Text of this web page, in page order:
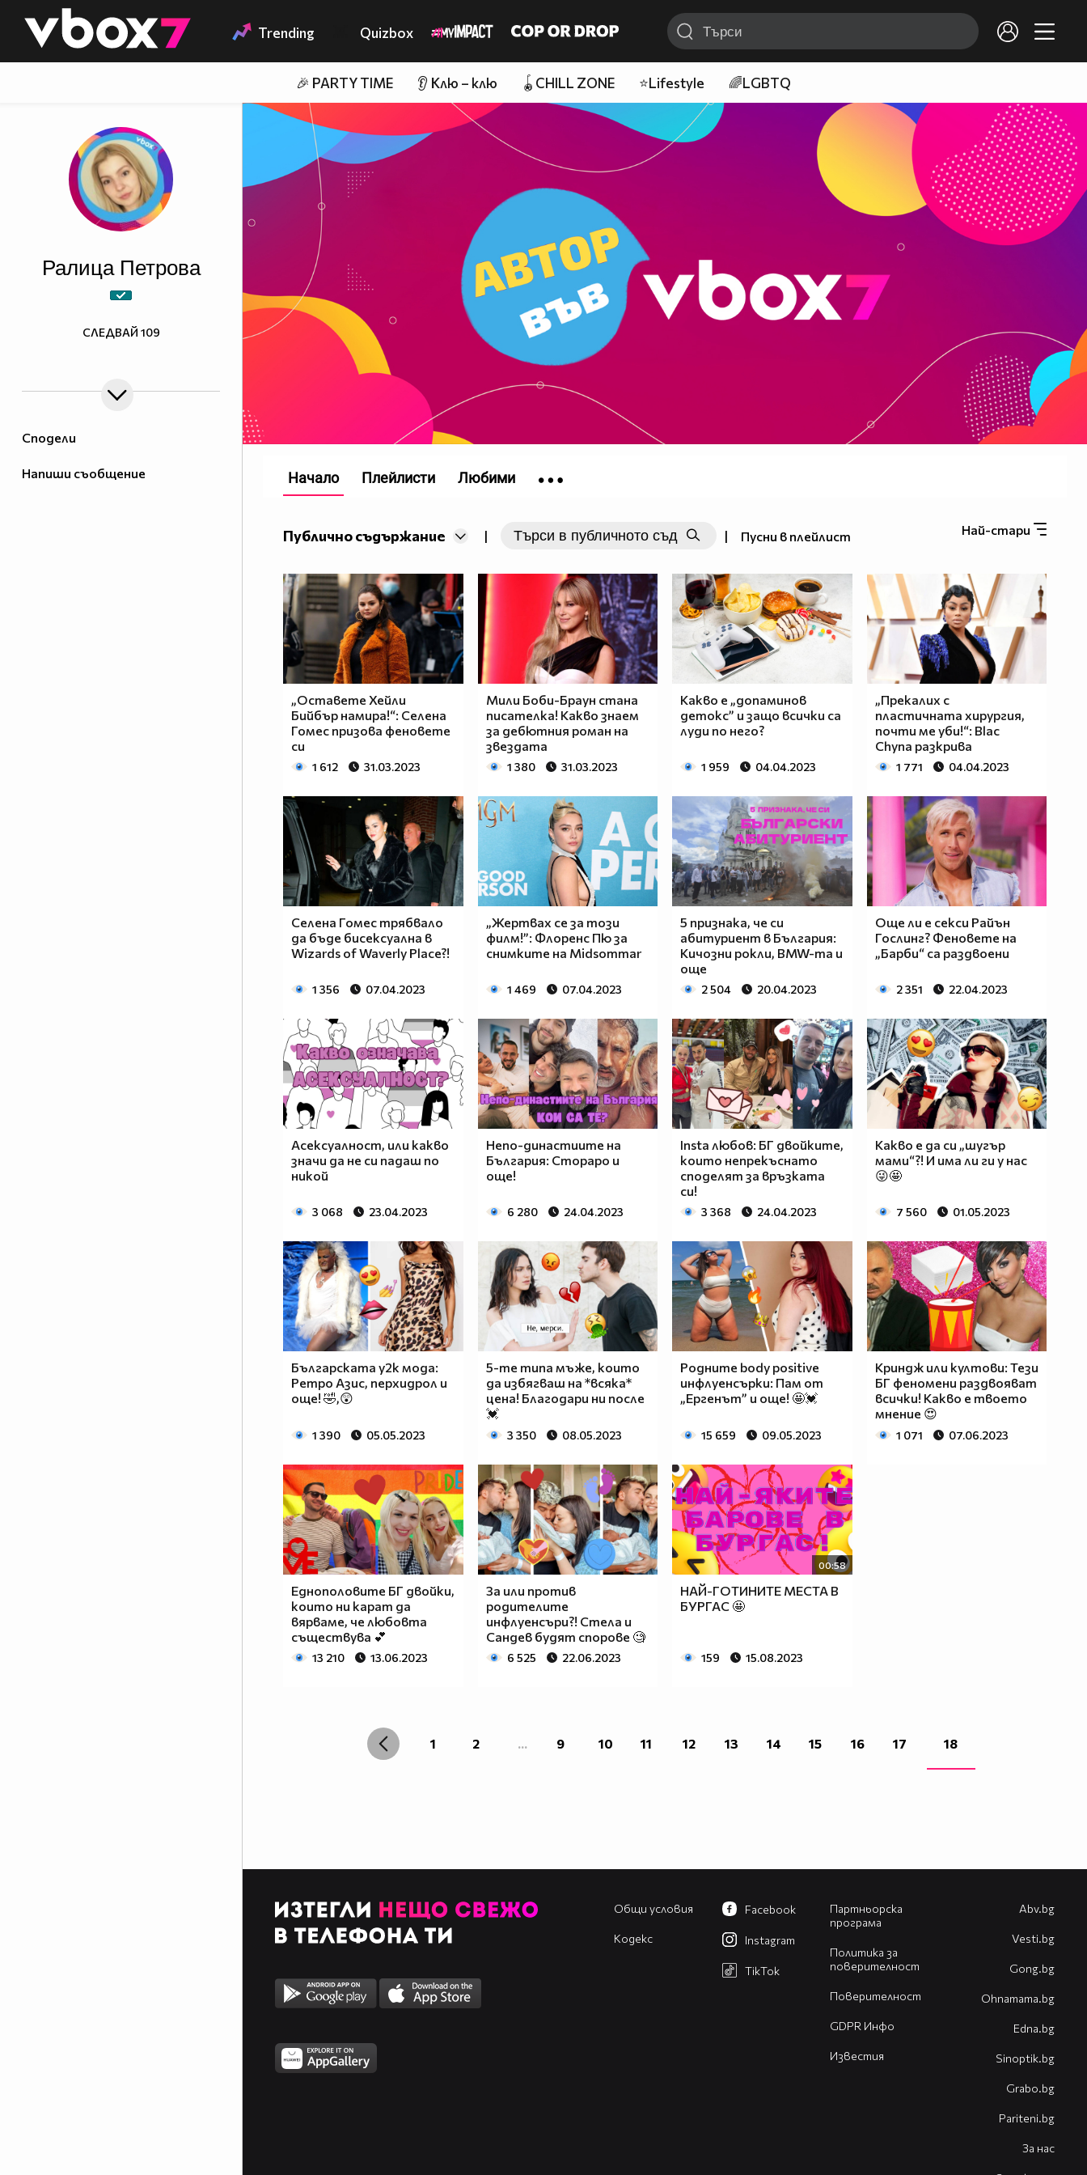
👾 Trending Quizbox
🎉 PARTY TIME 👂 Клю – клю 🪀CHILL ZONE ⭐Lifestyle 🌈LGBTQ
Сподели
Напиши съобщение
Ралица Петровa
СЛЕДВАЙ 109
Най-стари
Публично съдържание | | Пусни в плейлист
„Оставете Хейли
Бийбър намира!“: Селена
Гомес призова феновете
си
1 612 31.03.2023
Мили Боби-Браун стана
писателка! Какво знаем
за дебютния роман на
звездата
1 380 31.03.2023
Какво е „допаминов
детокс” и защо всички са
луди по него?
1 959 04.04.2023
„Прекалих с
пластичната хирургия,
почти ме уби!“: Blac
Chyna разкрива
1 771 04.04.2023
Селена Гомес трябвало
да бъде бисексуална в
Wizards of Waverly Place?!
1 356 07.04.2023
„Жертвах се за този
филм!”: Флоренс Пю за
снимките на Midsommar
1 469 07.04.2023
5 признака, че си
абитуриент в България:
Кичозни рокли, BMW-та и
още
2 504 20.04.2023
Още ли е секси Райън
Гослинг? Феновете на
„Барби“ са раздвоени
2 351 22.04.2023
Асексуалност, или какво
значи да не си падаш по
никой
3 068 23.04.2023
Непо-династиите на
България: Стораро и
още!
6 280 24.04.2023
Insta любов: БГ двойките,
които непрекъснато
споделят за връзката
си!
3 368 24.04.2023
Какво е да си „шугър
мами“?! И има ли ги у нас
😜🤩
7 560 01.05.2023
Българската y2k мода:
Ретро Азис, перхидрол и
още! 🤣,😲
1 390 05.05.2023
5-те типа мъже, които
да избягваш на *всяка*
цена! Благодари ни после
💓
3 350 08.05.2023
Родните body positive
инфлуенсърки: Пам от
„Ергенът” и още! 🤩💓
15 659 09.05.2023
Криндж или култови: Тези
БГ феномени раздвояват
всички! Какво е твоето
мнение 😍
1 071 07.06.2023
Еднополовите БГ двойки,
които ни карат да
вярваме, че любовта
съществува 💕
13 210 13.06.2023
За или против
родителите
инфлуенсъри?! Стела и
Сандев будят спорове 🧐
6 525 22.06.2023
00:58
НАЙ-ГОТИНИТЕ МЕСТА В
БУРГАС 🤩
159 15.08.2023
1 2 ... 9 10 11 12 13 14 15 16 17 18
Начало Плейлисти Любими
Общи условия
Кодекс
Партньорска
програма
Политика за
поверителност
Поверителност
GDPR Инфо
Известия
Facebook
Instagram
TikTok
Abv.bg
Vesti.bg
Gong.bg
Оhnamama.bg
Edna.bg
Sinoptik.bg
Grabo.bg
Pariteni.bg
За нас